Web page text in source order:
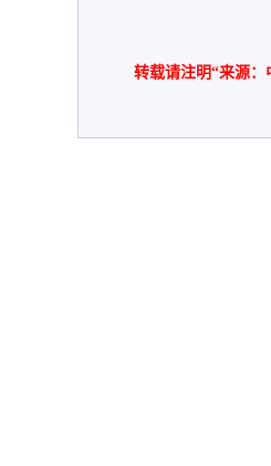
转载请注明“来源：